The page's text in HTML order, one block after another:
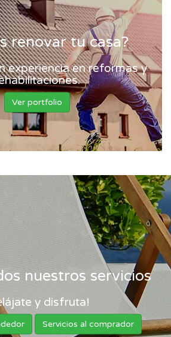
renovar tu casa?
experiencia en reformas y
Ver portfolio
nuestros servicios
y disfruta!
Servicios al comprador